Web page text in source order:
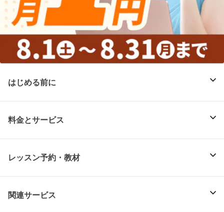
はじめる前に
料金とサービス
レッスン予約・教材
関連サービス